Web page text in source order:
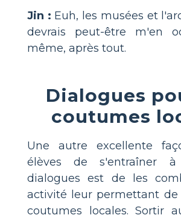
Jin : Euh, les musées et
devrais peut-être m'en
même, après tout.
Dialogues
coutumes
Une autre excellente
élèves de s'entraîner
dialogues est de les
activité leur permettant de
coutumes locales. Sortir